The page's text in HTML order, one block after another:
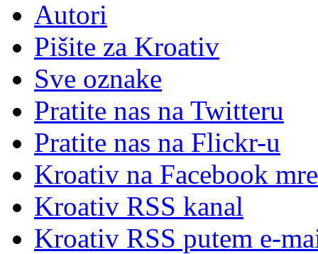
Autori
Pišite za Kroativ
Sve oznake
Pratite nas na Twitteru
Pratite nas na Flickr-u
Kroativ na Facebook
Kroativ RSS kanal
Kroativ RSS putem e-